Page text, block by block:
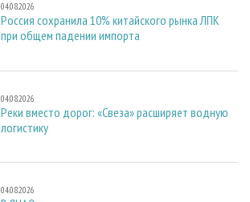
04.08.2026
Россия сохранила 10% китайского рынка ЛПК
при общем падении импорта
04.08.2026
Реки вместо дорог: «Свеза» расширяет водную
логистику
04.08.2026